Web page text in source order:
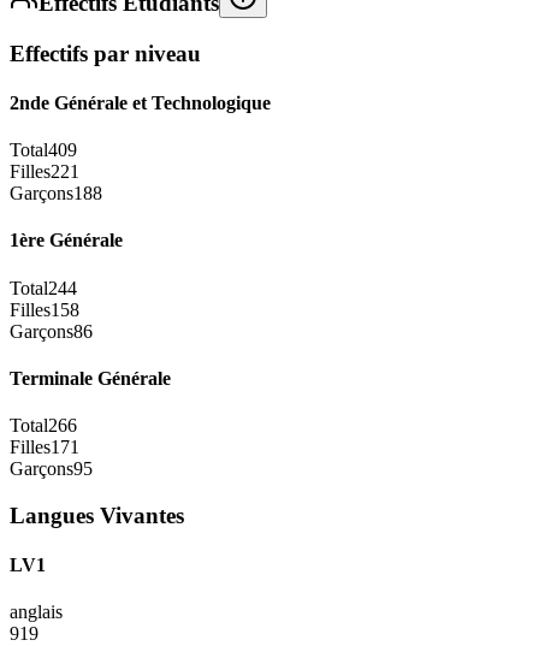
Effectifs par niveau
2nde Générale et Technologique
Total409
Filles221
Garçons188
1ère Générale
Total244
Filles158
Garçons86
Terminale Générale
Total266
Filles171
Garçons95
Langues Vivantes
LV1
anglais
919